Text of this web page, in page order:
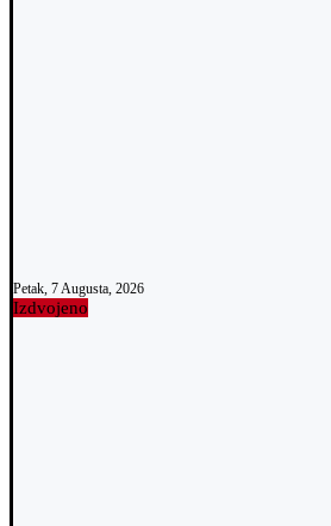
Petak, 7 Augusta, 2026
Izdvojeno